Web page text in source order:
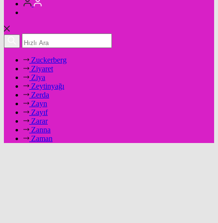
Zuckerberg
Ziyaret
Ziya
Zeytinyağı
Zerda
Zayn
Zayıf
Zarar
Zanna
Zaman